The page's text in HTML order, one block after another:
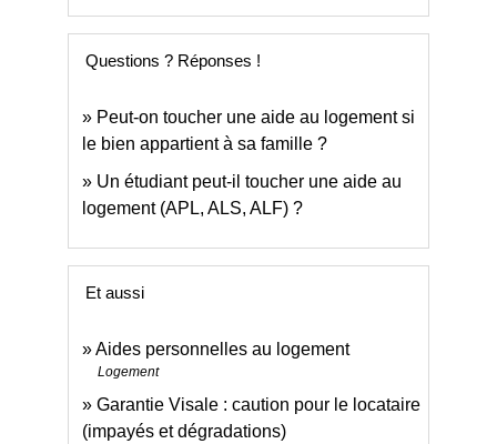
Questions ? Réponses !
Peut-on toucher une aide au logement si
le bien appartient à sa famille ?
Un étudiant peut-il toucher une aide au
logement (APL, ALS, ALF) ?
Et aussi
Aides personnelles au logement
Logement
Garantie Visale : caution pour le locataire
(impayés et dégradations)